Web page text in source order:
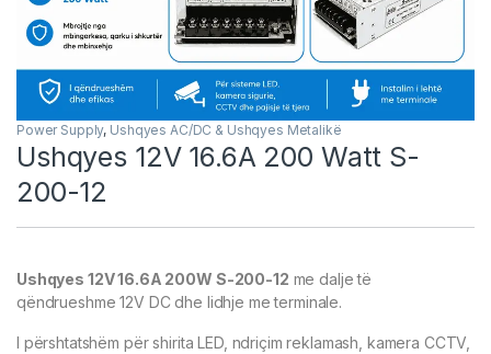
Power Supply, Ushqyes AC/DC & Ushqyes Metalikë
Ushqyes 12V 16.6A 200 Watt S-
200-12
Ushqyes 12V 16.6A 200W S-200-12 me dalje të
qëndrueshme 12V DC dhe lidhje me terminale.
I përshtatshëm për shirita LED, ndriçim reklamash, kamera CCTV,